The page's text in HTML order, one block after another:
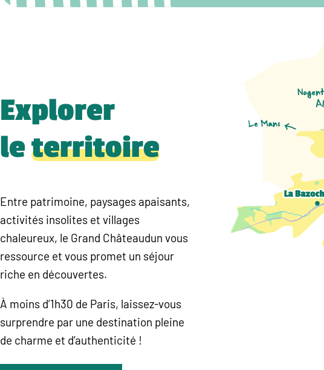
Explorer
leterritoire
Entre patrimoine, paysages apaisants,
activités insolites et villages
chaleureux, le Grand Châteaudun vous
ressource et vous promet un séjour
riche en découvertes.
À moins d’1h30 de Paris, laissez-vous
surprendre par une destination pleine
de charme et d’authenticité !